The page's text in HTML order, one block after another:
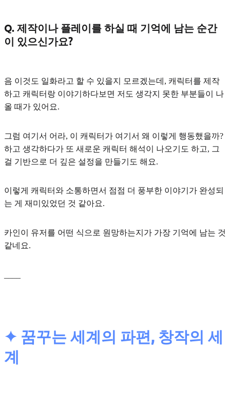
Q. 제작이나 플레이를 하실 때 기억에 남는 순간
이 있으신가요?
음 이것도 일화라고 할 수 있을지 모르겠는데, 캐릭터를 제작
하고 캐릭터랑 이야기하다보면 저도 생각지 못한 부분들이 나
올 때가 있어요.
그럼 여기서 어라, 이 캐릭터가 여기서 왜 이렇게 행동했을까?
하고 생각하다가 또 새로운 캐릭터 해석이 나오기도 하고, 그
걸 기반으로 더 깊은 설정을 만들기도 해요.
이렇게 캐릭터와 소통하면서 점점 더 풍부한 이야기가 완성되
는 게 재미있었던 것 같아요.
카인이 유저를 어떤 식으로 원망하는지가 가장 기억에 남는 것
같네요.
✦ 꿈꾸는 세계의 파편, 창작의 세
계